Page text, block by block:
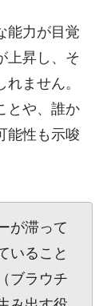
能力が目覚
上昇し、そ
ません。
とや、誰か
能性も示唆
が滞って
いること
ブラウチ